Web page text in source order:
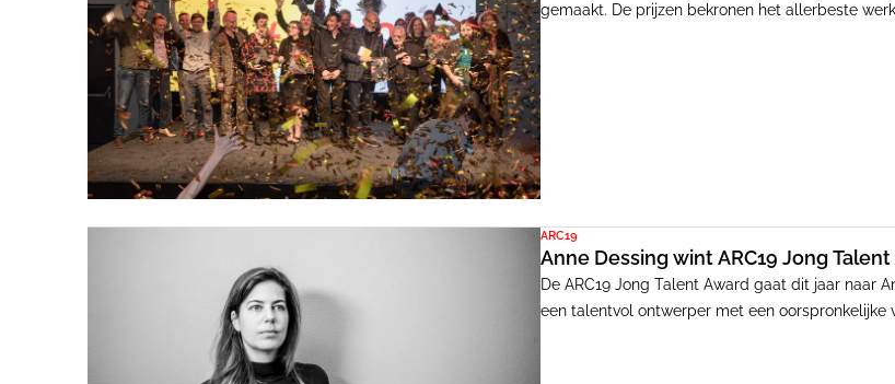
gemaakt. De prijzen bekronen het allerbeste
ARC19
Anne Dessing wint ARC19 Jong
De ARC19 Jong Talent Award gaat dit jaar naar
een talentvol ontwerper met een oorspronkelijke